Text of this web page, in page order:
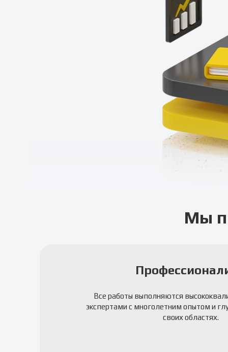
Мы
Все работы выполняются
экспертами с многолетним опытом и
своих областях.